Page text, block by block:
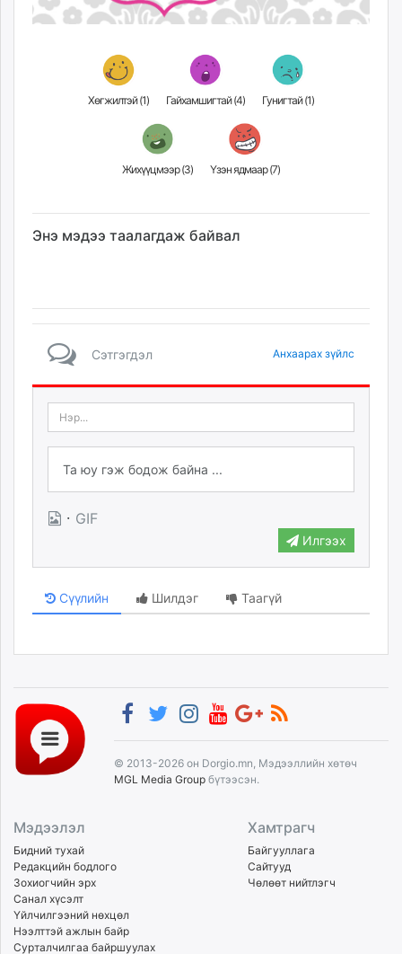
assa.mn
unread.today
Хөгжилтэй (1) Гайхамшигтай (4) Гунигтай (1)
Жихүүцмээр (3) Үзэн ядмаар (7)
Энэ мэдээ таалагдаж байвал
Сэтгэгдэл Анхаарах зүйлс
· GIF
Илгээх
Сүүлийн Шилдэг Таагүй
© 2013-2026 он Dorgio.mn, Мэдээллийн хөтөч
MGL Media Group бүтээсэн.
Мэдээлэл
Бидний тухай
Редакцийн бодлого
Зохиогчийн эрх
Санал хүсэлт
Үйлчилгээний нөхцөл
Нээлттэй ажлын байр
Сурталчилгаа байршуулах
Хамтрагч
Байгууллага
Сайтууд
Чөлөөт нийтлэгч